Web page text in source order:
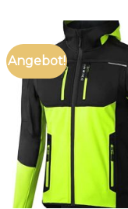
Angebot!